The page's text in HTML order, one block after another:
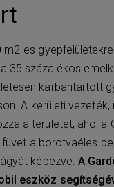
es
35 százalékos
karbantartott
A kerületi vezeték,
a területet, ahol a
a borotvaéles
képezve.A
eszköz